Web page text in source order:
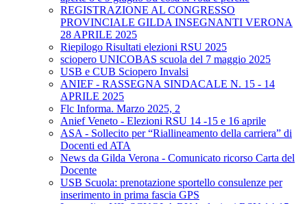
REGISTRAZIONE AL CONGRESSO
PROVINCIALE GILDA INSEGNANTI VERONA
28 APRILE 2025
Riepilogo Risultati elezioni RSU 2025
sciopero UNICOBAS scuola del 7 maggio 2025
USB e CUB Sciopero Invalsi
ANIEF - RASSEGNA SINDACALE N. 15 - 14
APRILE 2025
Flc Informa. Marzo 2025, 2
Anief Veneto - Elezioni RSU 14 -15 e 16 aprile
ASA - Sollecito per “Riallineamento della carriera” di
Docenti ed ATA
News da Gilda Verona - Comunicato ricorso Carta del
Docente
USB Scuola: prenotazione sportello consulenze per
inserimento in prima fascia GPS